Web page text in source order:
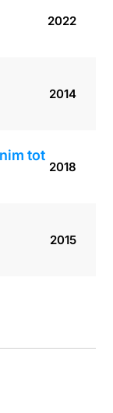
2022
2014
tot
2018
2015